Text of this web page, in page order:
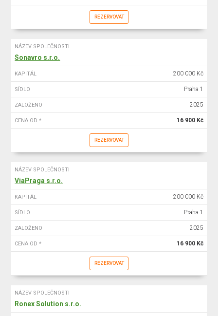
REZERVOVAT
NÁZEV SPOLEČNOSTI
Sonavro s.r.o.
KAPITÁL 200 000 Kč
SÍDLO Praha 1
ZALOŽENO 2025
CENA OD * 16 900 Kč
REZERVOVAT
NÁZEV SPOLEČNOSTI
ViaPraga s.r.o.
KAPITÁL 200 000 Kč
SÍDLO Praha 1
ZALOŽENO 2025
CENA OD * 16 900 Kč
REZERVOVAT
NÁZEV SPOLEČNOSTI
Ronex Solution s.r.o.